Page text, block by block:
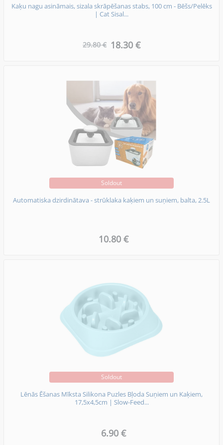
Kaķu nagu asināmais, sizala skrāpēšanas stabs, 100 cm - Bēšs/Pelēks
| Cat Sisal...
29.80 € 18.30 €
Soldout
Automatiska dzirdinātava - strūklaka kaķiem un suņiem, balta, 2.5L
10.80 €
Soldout
Lēnās Ēšanas Mīksta Silikona Puzles Bļoda Suņiem un Kaķiem,
17,5x4,5cm | Slow-Feed...
6.90 €